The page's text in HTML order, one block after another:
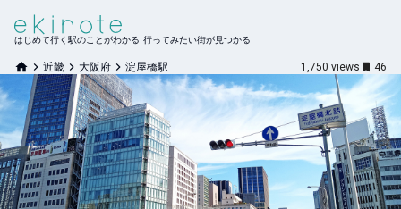
はじめて行く駅のことがわかる 行ってみたい街が見つかる
近畿 大阪府 淀屋橋駅 1,750 views 46